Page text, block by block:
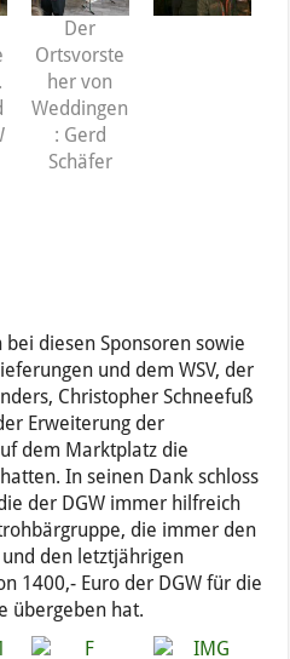
Der
Ortsvorste
her von
Weddingen
: Gerd
Schäfer
bei diesen Sponsoren sowie
und dem WSV, der
Christopher Schneefuß
Erweiterung der
dem Marktplatz die
In seinen Dank schloss
der DGW immer hilfreich
die immer den
den letztjährigen
1400,- Euro der DGW für die
übergeben hat.